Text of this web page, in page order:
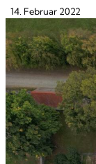
14. Februar 2022